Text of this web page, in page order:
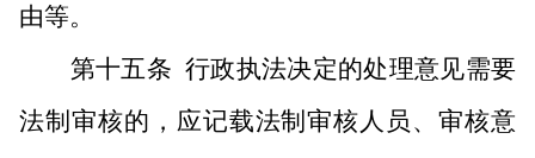
由等。
第十五条 行政执法决定的处理意见需要
法制审核的，应记载法制审核人员、审核意